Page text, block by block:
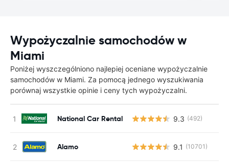
Wypożyczalnie samochodów w
Miami
Poniżej wyszczególniono najlepiej oceniane wypożyczalnie
samochodów w Miami. Za pomocą jednego wyszukiwania
porównaj wszystkie opinie i ceny tych wypożyczalni.
National Car Rental 9.3 (492)
Alamo 9.1 (10701)